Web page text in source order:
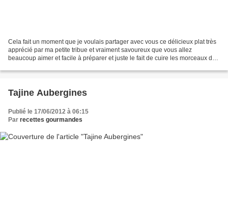
Cela fait un moment que je voulais partager avec vous ce délicieux plat très
apprécié par ma petite tribue et vraiment savoureux que vous allez
beaucoup aimer et facile à préparer et juste le fait de cuire les morceaux de
Tajine Aubergines
Publié le 17/06/2012 à 06:15
Par recettes gourmandes